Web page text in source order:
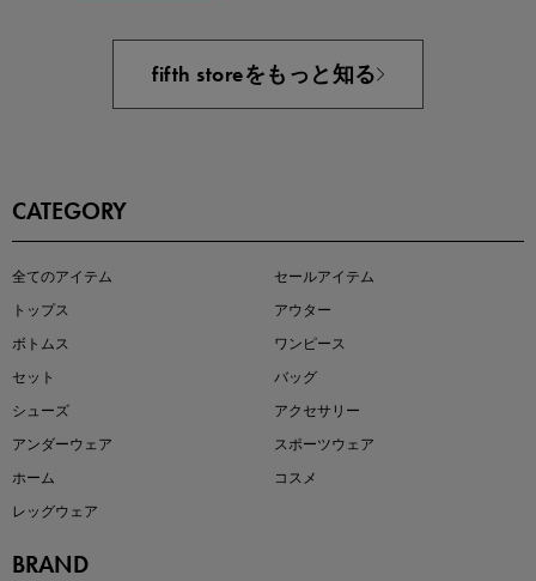
近日販売のアイテムを先見せ
fifth storeをもっと知る
CATEGORY
全てのアイテム
セールアイテム
トップス
アウター
ボトムス
ワンピース
セット
バッグ
シューズ
アクセサリー
アンダーウェア
スポーツウェア
ホーム
コスメ
レッグウェア
BRAND